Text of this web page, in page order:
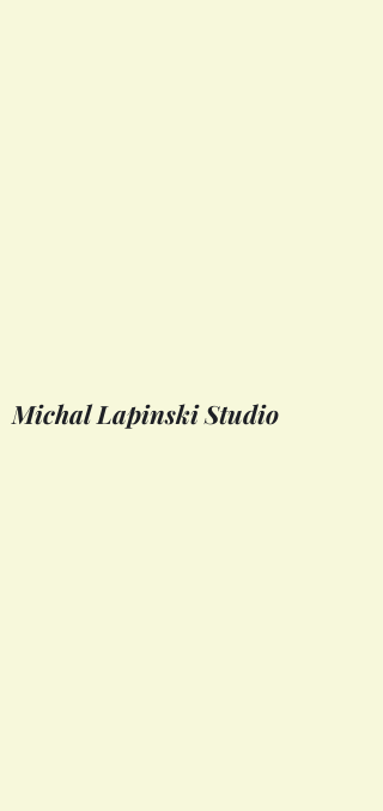
Michal Lapinski Studio